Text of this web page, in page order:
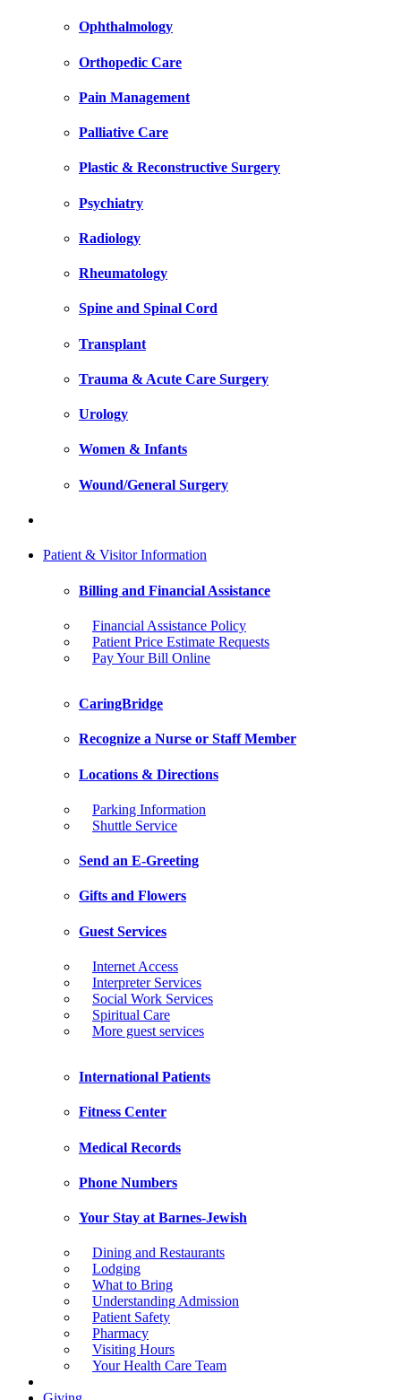
Ophthalmology
Orthopedic Care
Pain Management
Palliative Care
Plastic & Reconstructive Surgery
Psychiatry
Radiology
Rheumatology
Spine and Spinal Cord
Transplant
Trauma & Acute Care Surgery
Urology
Women & Infants
Wound/General Surgery
Patient & Visitor Information
Billing and Financial Assistance
Financial Assistance Policy
Patient Price Estimate Requests
Pay Your Bill Online
CaringBridge
Recognize a Nurse or Staff Member
Locations & Directions
Parking Information
Shuttle Service
Send an E-Greeting
Gifts and Flowers
Guest Services
Internet Access
Interpreter Services
Social Work Services
Spiritual Care
More guest services
International Patients
Fitness Center
Medical Records
Phone Numbers
Your Stay at Barnes-Jewish
Dining and Restaurants
Lodging
What to Bring
Understanding Admission
Patient Safety
Pharmacy
Visiting Hours
Your Health Care Team